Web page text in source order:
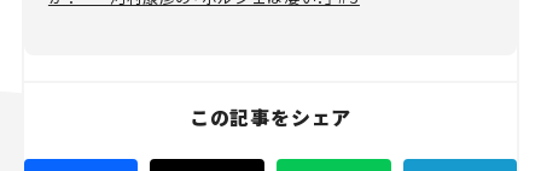
この記事をシェア